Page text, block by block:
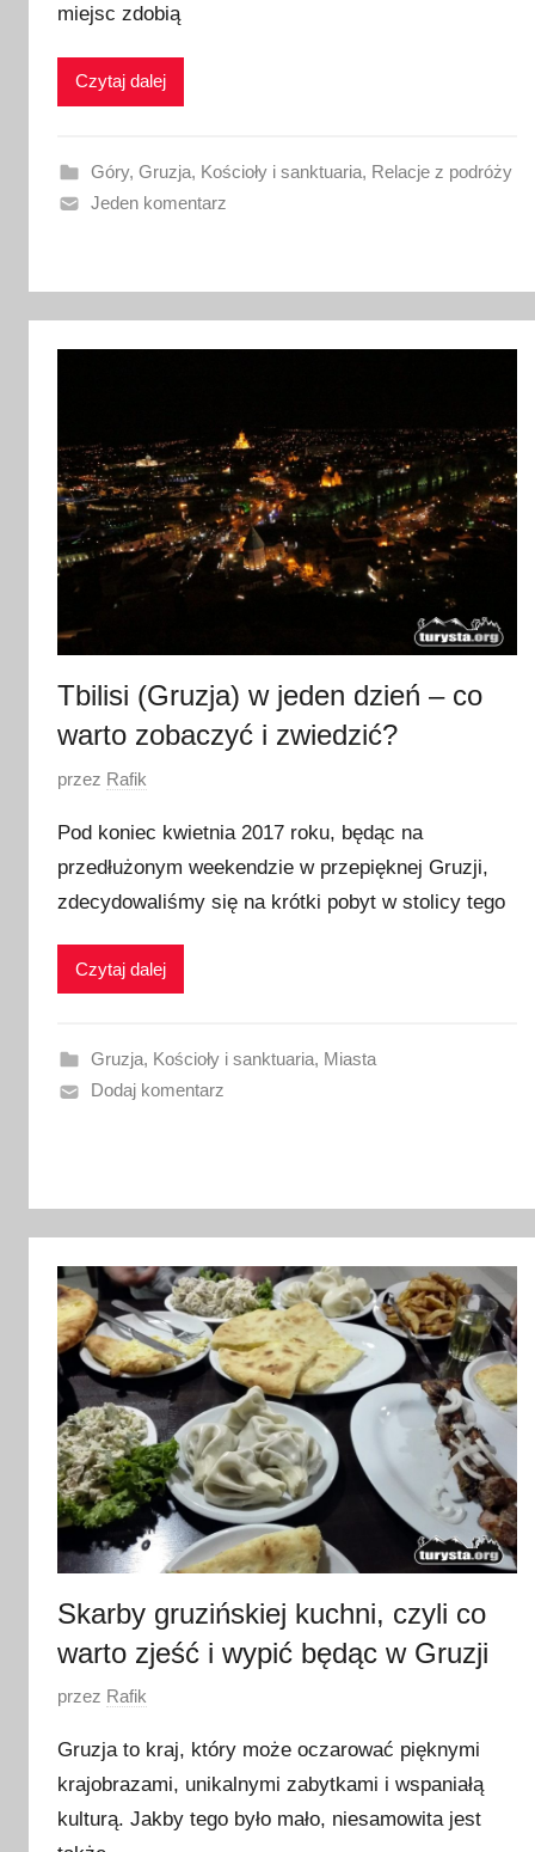
i
w
n
o
s
i
e
n
i
a
2
0
7
miejsc zdobią
Czytaj dalej
Góry, Gruzja, Kościoły i sanktuaria, Relacje z podróży
Jeden komentarz
Tbilisi (Gruzja) w jeden dzień – co
warto zobaczyć i zwiedzić?
O
u
b
l
o
a
n
c
e
r
w
c
a
2
0
1
7
przez Rafik
Pod koniec kwietnia 2017 roku, będąc na
przedłużonym weekendzie w przepięknej Gruzji,
zdecydowaliśmy się na krótki pobyt w stolicy tego
Czytaj dalej
Gruzja, Kościoły i sanktuaria, Miasta
Dodaj komentarz
Skarby gruzińskiej kuchni, czyli co
warto zjeść i wypić będąc w Gruzji
O
u
b
l
przez Rafik
Gruzja to kraj, który może oczarować pięknymi
krajobrazami, unikalnymi zabytkami i wspaniałą
kulturą. Jakby tego było mało, niesamowita jest